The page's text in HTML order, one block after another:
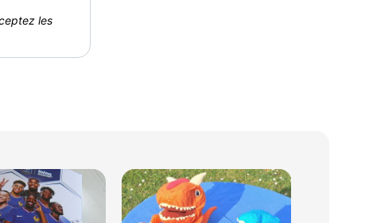
les